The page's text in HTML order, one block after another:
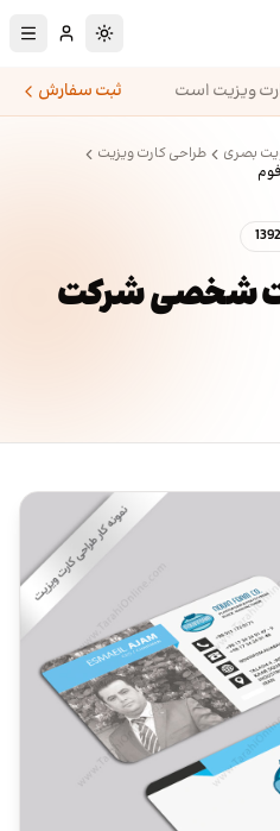
تغییر به حالت
ویزیت است
ثبت سفارش
بصری
طراحی کارت ویزیت
شخصی شرکت